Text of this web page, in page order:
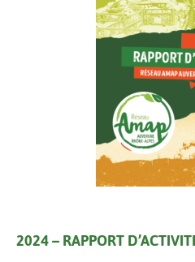
2024 – RAPPORT